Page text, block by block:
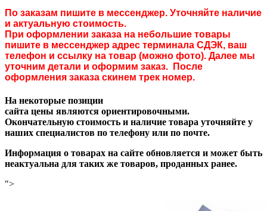
По заказам пишите в мессенджер. Уточняйте наличие
и актуальную стоимость.
При оформлении заказа на небольшие товары
пишите в мессенджер адрес терминала СДЭК, ваш
телефон и ссылку на товар (можно фото). Далее мы
уточним детали и оформим заказ. После
оформления заказа скинем трек номер.
На некоторые позиции
сайта цены являются ориентировочными.
Окончательную стоимость и наличие товара уточняйте у
наших специалистов по телефону или по почте.
Информация о товарах на сайте обновляется и может быть
неактуальна для таких же товаров, проданных ранее.
">